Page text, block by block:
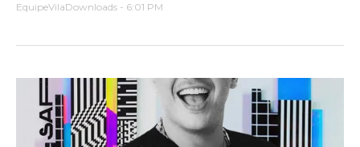
EquipeVilaDownloads - 6:01 PM